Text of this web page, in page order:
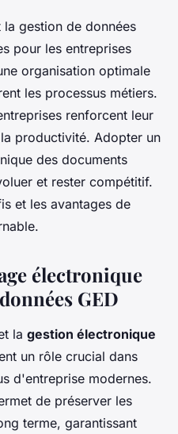
de
de
pour
de lecture
gestion de données
pour les entreprises
organisation optimale
les processus métiers.
renforcent leur
productivité. Adopter un
des documents
et rester compétitif.
et les avantages de
électronique
GED
la gestion électronique
un rôle crucial dans
d'entreprise modernes.
de préserver les
terme, garantissant